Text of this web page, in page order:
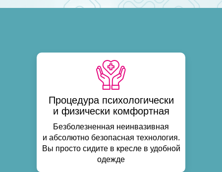
Процедура психологически
и физически комфортная
Безболезненная неинвазивная
и абсолютно безопасная технология.
Вы просто сидите в кресле в удобной
одежде